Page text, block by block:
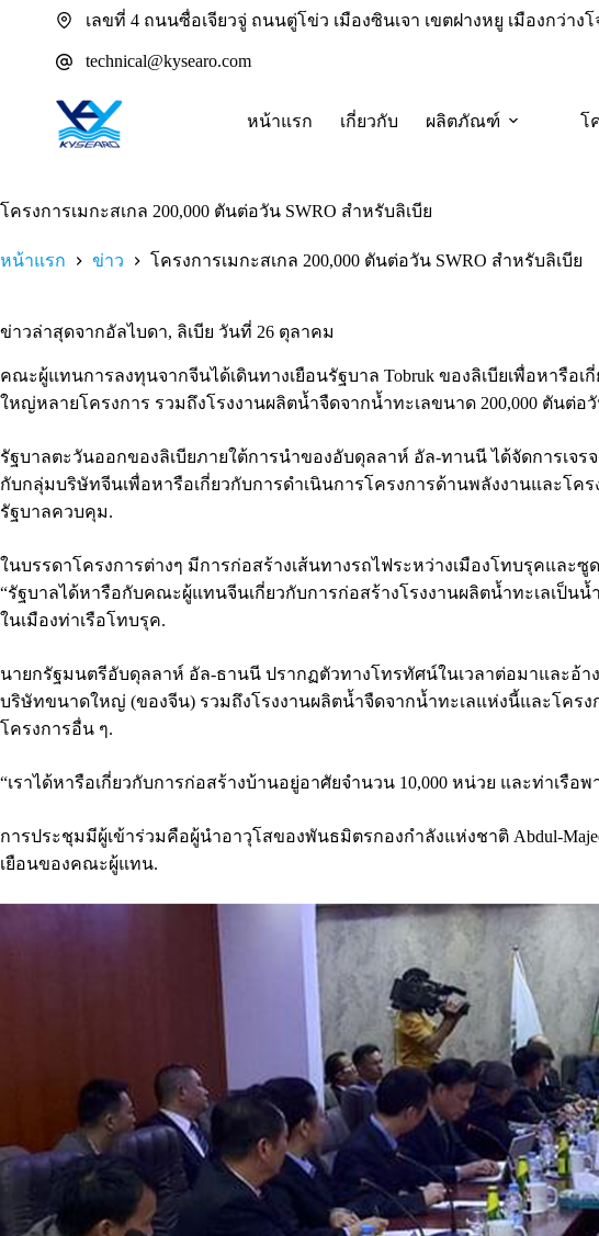
เลขที่ 4 ถนนซื่อเจียวจู่ ถนนตู่โข่ว เมืองซินเจา เขตฝางหยู เมืองกว่าง
technical@kysearo.com
หน้าแรก เกี่ยวกับ ผลิตภัณฑ์ โ
โครงการเมกะสเกล 200,000 ตันต่อวัน SWRO สำหรับลิเบีย
หน้าแรก ข่าว โครงการเมกะสเกล 200,000 ตันต่อวัน SWRO สำหรับลิเบีย
ข่าวล่าสุดจากอัลไบดา, ลิเบีย วันที่ 26 ตุลาคม
คณะผู้แทนการลงทุนจากจีนได้เดินทางเยือนรัฐบาล Tobruk ของลิเบียเพื่อหารือ
ใหญ่หลายโครงการ รวมถึงโรงงานผลิตน้ำจืดจากน้ำทะเลขนาด 200,000 ตันต่อ
รัฐบาลตะวันออกของลิเบียภายใต้การนำของอับดุลลาห์ อัล-ทานนี ได้จัดการเจร
กับกลุ่มบริษัทจีนเพื่อหารือเกี่ยวกับการดำเนินการโครงการด้านพลังงานและโค
รัฐบาลควบคุม.
ในบรรดาโครงการต่างๆ มีการก่อสร้างเส้นทางรถไฟระหว่างเมืองโทบรุคและซู
“รัฐบาลได้หารือกับคณะผู้แทนจีนเกี่ยวกับการก่อสร้างโรงงานผลิตน้ำทะเลเป็นน้
ในเมืองท่าเรือโทบรุค.
นายกรัฐมนตรีอับดุลลาห์ อัล-ธานนี ปรากฏตัวทางโทรทัศน์ในเวลาต่อมาและอ้า
บริษัทขนาดใหญ่ (ของจีน) รวมถึงโรงงานผลิตน้ำจืดจากน้ำทะเลแห่งนี้และโคร
โครงการอื่น ๆ.
“เราได้หารือเกี่ยวกับการก่อสร้างบ้านอยู่อาศัยจำนวน 10,000 หน่วย และท่าเรื
การประชุมมีผู้เข้าร่วมคือผู้นำอาวุโสของพันธมิตรกองกำลังแห่งชาติ Abdul-
เยือนของคณะผู้แทน.